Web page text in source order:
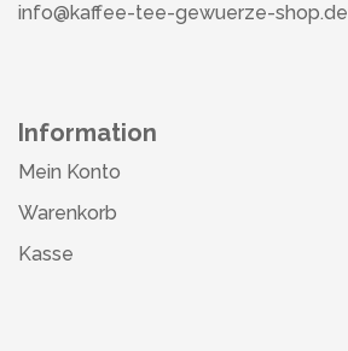
info@kaffee-tee-gewuerze-shop.de
Information
Mein Konto
Warenkorb
Kasse